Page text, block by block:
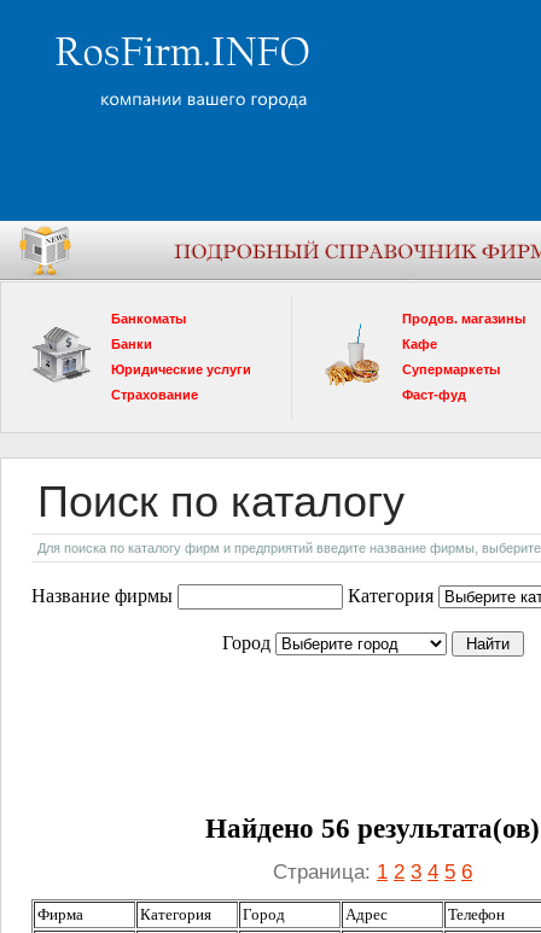
Банкоматы
Банки
Юридические услуги
Страхование
Продов. магазины
Кафе
Супермаркеты
Фаст-фуд
Поиск по каталогу
Для поиска по каталогу фирм и предприятий введите название фирмы, выберите
Название фирмы Категория
Город
Найдено 56 результата(ов)
Страница: 1 2 3 4 5 6
Фирма Категория Город Адрес Телефон